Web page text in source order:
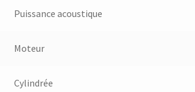
Puissance acoustique
Moteur
Cylindrée